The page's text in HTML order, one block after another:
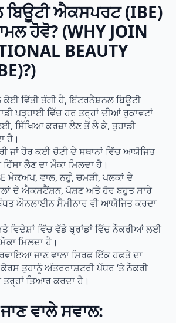
ਐਕਸਪਰਟ (IBE)
ਹੋਵੋ? (WHY JOIN
BEAUTY
ਕੋਈ ਵਿੱਤੀ ਤੰਗੀ ਹੈ, ਇੰਟਰਨੈਸ਼ਨਲ ਬਿਊਟੀ
ਪੜ੍ਹਾਈ ਵਿੱਚ ਹਰ ਤਰ੍ਹਾਂ ਦੀਆਂ ਰੁਕਾਵਟਾਂ
ਸਿੱਖਿਆ ਕਰਜ਼ਾ ਲੈਣ ਤੋਂ ਲੈ ਕੇ, ਤੁਹਾਡੀ
ਹੈ।
ਜਾਂ ਹੋਰ ਕਈ ਚੋਟੀ ਦੇ ਸਥਾਨਾਂ ਵਿੱਚ ਆਯੋਜਿਤ
ਲੈਣ ਦਾ ਮੌਕਾ ਮਿਲਦਾ ਹੈ।
ਮੇਕਅਪ, ਵਾਲ, ਨਹੁੰ, ਚਮੜੀ, ਪਲਕਾਂ ਦੇ
ਦੇ ਐਕਸਟੈਂਸ਼ਨ, ਪੋਸ਼ਣ ਅਤੇ ਹੋਰ ਬਹੁਤ ਸਾਰੇ
ਔਨਲਾਈਨ ਸੈਮੀਨਾਰ ਵੀ ਆਯੋਜਿਤ ਕਰਦਾ
ਵਿਦੇਸ਼ਾਂ ਵਿੱਚ ਵੱਡੇ ਬ੍ਰਾਂਡਾਂ ਵਿੱਚ ਨੌਕਰੀਆਂ ਲਈ
ਮਿਲਦਾ ਹੈ।
ਜਾਣ ਵਾਲਾ ਸਿਰਫ਼ ਇੱਕ ਹਫ਼ਤੇ ਦਾ
ਤੁਹਾਨੂੰ ਅੰਤਰਰਾਸ਼ਟਰੀ ਪੱਧਰ ‘ਤੇ ਨੌਕਰੀ
ਤਿਆਰ ਕਰਦਾ ਹੈ।
ਵਾਲੇ ਸਵਾਲ: